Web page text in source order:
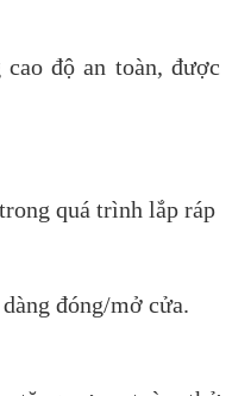
độ an toàn, được
quá trình lắp ráp
đóng/mở cửa.